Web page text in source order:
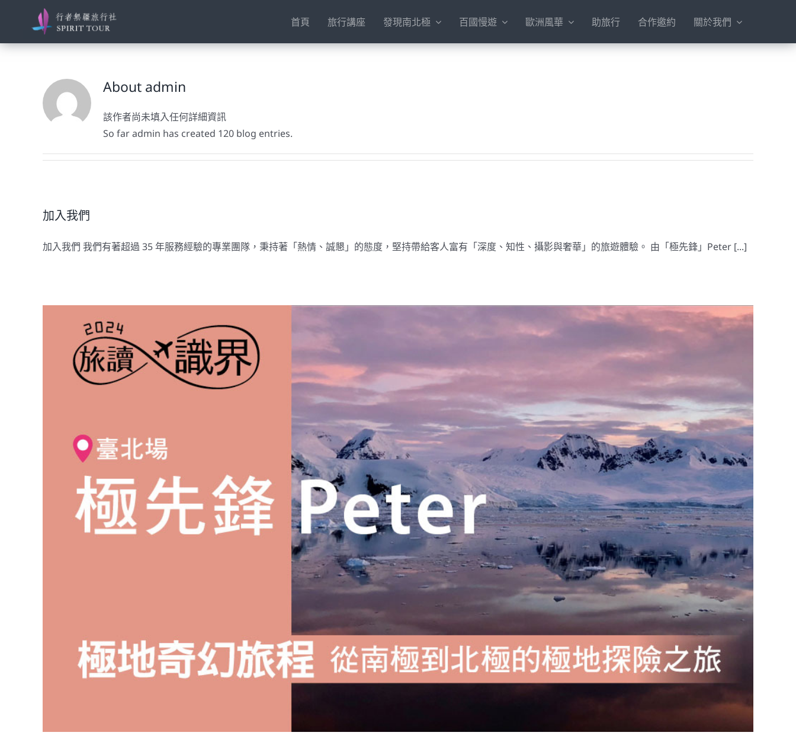
content
首頁 旅行講座 發現南北極 百國慢遊 歐洲風華 助旅行 合作邀約 關於我們
About admin
該作者尚未填入任何詳細資訊
So far admin has created 120 blog entries.
加入我們
加入我們 我們有著超過 35 年服務經驗的專業團隊，秉持著「熱情、誠懇」的態度，堅持帶給客人富有「深度、知性、攝影與奢華」的旅遊體驗。 由「極先鋒」Peter [...]